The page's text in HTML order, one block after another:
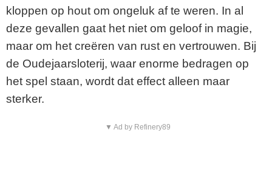
kloppen op hout om ongeluk af te weren. In al
deze gevallen gaat het niet om geloof in magie,
maar om het creëren van rust en vertrouwen. Bij
de Oudejaarsloterij, waar enorme bedragen op
het spel staan, wordt dat effect alleen maar
sterker.
▼ Ad by Refinery89